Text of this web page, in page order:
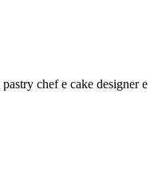
chef e cake designer e